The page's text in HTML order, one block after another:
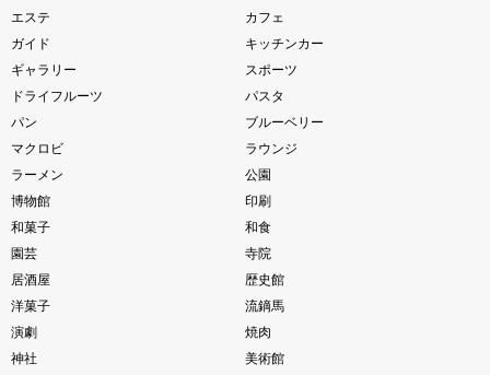
エステ
カフェ
ガイド
キッチンカー
ギャラリー
スポーツ
ドライフルーツ
パスタ
パン
ブルーベリー
マクロビ
ラウンジ
ラーメン
公園
博物館
印刷
和菓子
和食
園芸
寺院
居酒屋
歴史館
洋菓子
流鏑馬
演劇
焼肉
神社
美術館